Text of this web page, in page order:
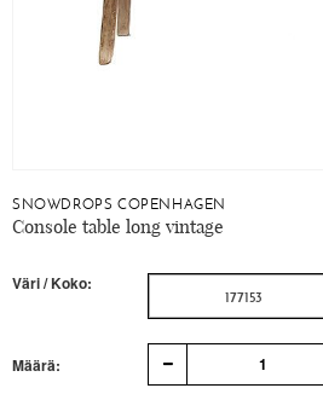
SNOWDROPS COPENHAGEN
Console table long vintage
Väri / Koko:
177153
Määrä: 1